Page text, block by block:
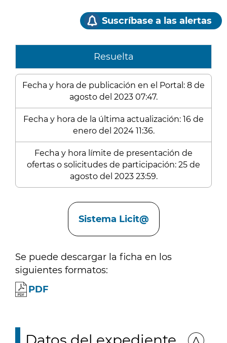
Suscríbase a las alertas
Resuelta
Fecha y hora de publicación en el Portal: 8 de
agosto del 2023 07:47.
Fecha y hora de la última actualización: 16 de
enero del 2024 11:36.
Fecha y hora límite de presentación de
ofertas o solicitudes de participación: 25 de
agosto del 2023 23:59.
Sistema Licit@
Se puede descargar la ficha en los
siguientes formatos:
PDF